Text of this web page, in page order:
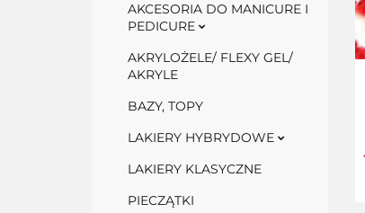
AKCESORIA DO MANICURE I
PEDICURE
AKRYLOŻELE/ FLEXY GEL/
AKRYLE
BAZY, TOPY
LAKIERY HYBRYDOWE
LAKIERY KLASYCZNE
PIECZĄTKI